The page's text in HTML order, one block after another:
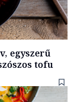
egyszerű
tofu